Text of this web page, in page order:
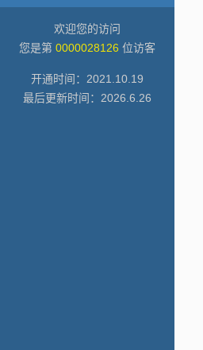
欢迎您的访问
您是第 0000028126 位访客
开通时间： 2021 10 19
最后更新时间： 2026 6 26